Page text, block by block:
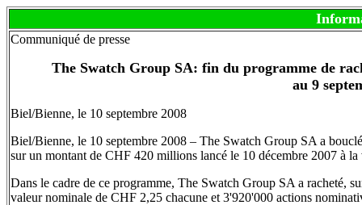
Communiqué de presse
The Swatch Group SA: fin du programme de
au 9
Biel/Bienne, le 10 septembre 2008
Biel/Bienne, le 10 septembre 2008 – The Swatch Group SA a
sur un montant de CHF 420 millions lancé le 10 décembre 2007 à
Dans le cadre de ce programme, The Swatch Group SA a racheté,
valeur nominale de CHF 2,25 chacune et 3'920'000 actions